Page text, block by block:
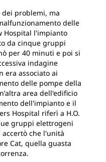
problemi, ma
delle
Hospital l'impianto
da cinque gruppi
per 40 minuti e poi si
indagine
era associato ai
delle pompe della
area dell'edificio
dell'impianto e il
Hospital riferì a H.O.
gruppi elettrogeni
che l'unità
Cat, quella guasta